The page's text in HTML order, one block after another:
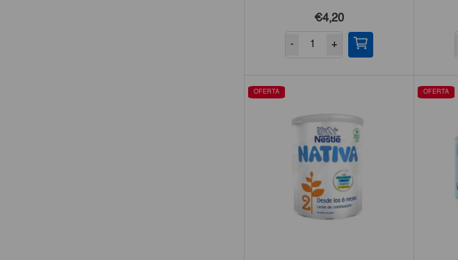
€4,20
- +
OFERTA OFERTA